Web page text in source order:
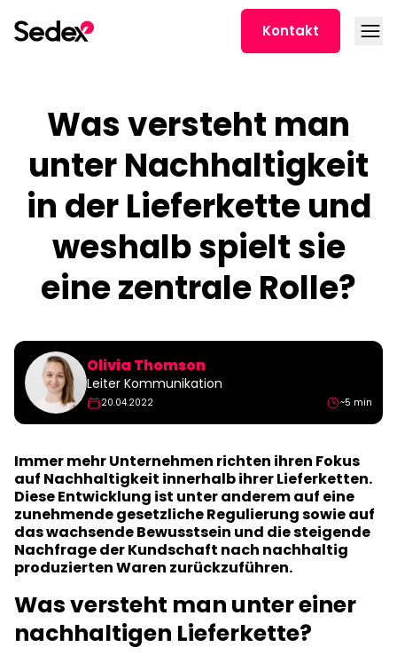
Kontakt
Was versteht man
unter Nachhaltigkeit
in der Lieferkette und
weshalb spielt sie
eine zentrale Rolle?
Olivia Thomson
Leiter Kommunikation
20.04.2022 ~5 min
Immer mehr Unternehmen richten ihren Fokus
auf Nachhaltigkeit innerhalb ihrer Lieferketten.
Diese Entwicklung ist unter anderem auf eine
zunehmende gesetzliche Regulierung sowie auf
das wachsende Bewusstsein und die steigende
Nachfrage der Kundschaft nach nachhaltig
produzierten Waren zurückzuführen.
Was versteht man unter einer
nachhaltigen Lieferkette?